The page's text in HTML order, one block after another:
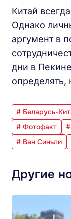
Китай
Однако
аргумент в
дни в
определять,
# Беларусь-
# Фотофакт
# Ван Синьли
Другие